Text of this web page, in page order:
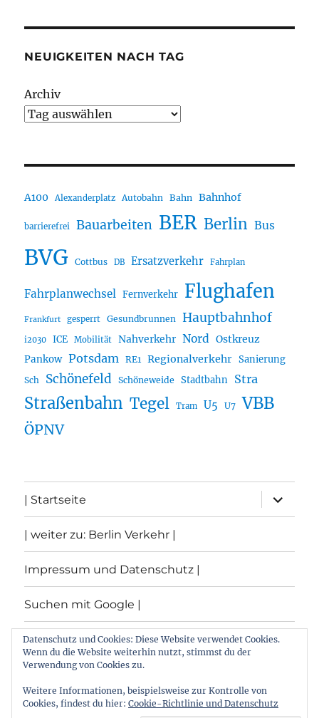
NEUIGKEITEN NACH TAG
Archiv
A100 Alexanderplatz Autobahn Bahn Bahnhof
barrierefrei Bauarbeiten BER Berlin Bus
BVG Cottbus DB Ersatzverkehr Fahrplan
Fahrplanwechsel Fernverkehr Flughafen
Frankfurt gesperrt Gesundbrunnen Hauptbahnhof
i2030 ICE Mobilität Nahverkehr Nord Ostkreuz
Pankow Potsdam RE1 Regionalverkehr Sanierung
Sch Schönefeld Schöneweide Stadtbahn Stra
Straßenbahn Tegel Tram U5 U7 VBB
ÖPNV
| Startseite
öffnen
| weiter zu: Berlin Verkehr |
Impressum und Datenschutz |
Suchen mit Google |
Themen
Datenschutz und Cookies: Diese Website verwendet Cookies.
Wenn du die Website weiterhin nutzt, stimmst du der
Verwendung von Cookies zu.
Weitere Informationen, beispielsweise zur Kontrolle von
Cookies, findest du hier: Cookie-Richtlinie und Datenschutz